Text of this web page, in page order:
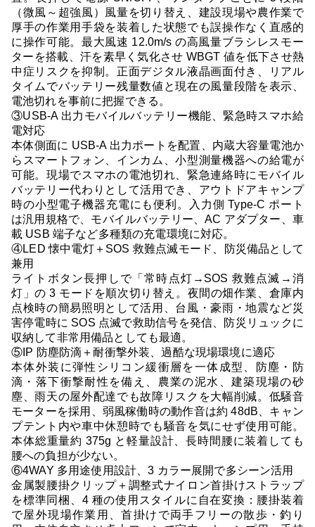
（微風～超強風）風量を切り替え、建設現場や農作業で
厚手の作業用手袋を装着した状態でも誤操作なく直感的
に操作可能。最大風速 12.0m/s の高風量ブラシレスモー
ターを搭載、汗を素早く気化させ WBGT 値を低下させ熱
中症リスクを抑制。正面デジタル液晶画面付き、リアル
タイムでバッテリー残量数値と現在の風量段階を表示、
電池切れを事前に把握できる。
③USB-A 出力モバイルバッテリー機能、緊急時スマホ給
電対応
本体側面に USB-A 出力ポートを配置、内蔵大容量電池か
らスマートフォン、インカム、小型測量機器への給電が
可能。現場でスマホの電池切れ、緊急連絡時にモバイル
バッテリー代わりとして活用でき、アウトドアキャンプ
時の小型電子機器充電にも便利。入力側 Type-C ポート
は汎用規格で、モバイルバッテリー、AC アダプター、車
載 USB 端子など多種類の充電環境に対応。
④LED 懐中電灯＋SOS 救難点滅モード、防災備品として
兼用
ライトボタン長押しで「常時点灯→SOS 救難点滅→消
灯」の 3 モードを順次切り替え。夜間の畑作業、倉庫内
点検時の簡易照明として活用、台風・豪雨・地震など災
害停電時に SOS 点滅で救助信号を発信、防災リュックに
収納して非常用備品としても最適。
⑤IP 防塵防滴＋耐衝撃外装、過酷な現場環境に適応
本体外装に弾性シリコン緩衝層を一体成型、防塵・防
滴・落下衝撃耐性を備え、農業の泥水、建築現場の砂
塵、雨天の屋外配達でも故障リスクを大幅削減。低騒音
モーターを採用、弱風稼働時の動作音は約 48dB、キャン
プテント内や車中休憩時でも騒音を気にせず使用可能。
本体総重量約 375g と軽量設計、長時間腰に装着しても
腰への負担が少ない。
⑥4WAY 多用途使用設計、3 カラー展開で多シーン活用
金属製腰掛クリップ＋調整式ナイロン首掛けストラップ
を標準同梱、4 種の使用スタイルに自在変換：腰掛装着
で屋外現場作業用、首掛けで両手フリーの散歩・釣り